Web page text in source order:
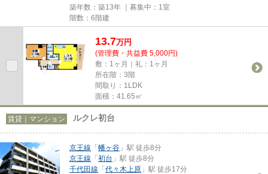
築年数：築13年 ｜募集中： 1室
階数：6階建
13.7万円
(管理費・共益費 5,000円)
敷：1ヶ月｜礼：1ヶ月
所在階：3階
間取り：1LDK
面積：41.65㎡
賃貸｜マンション ルクレ初台
京王線 「幡ヶ谷 」駅 徒歩8分
京王線 「初台 」駅 徒歩8分
千代田線 「代々木上原 」駅 徒歩17分